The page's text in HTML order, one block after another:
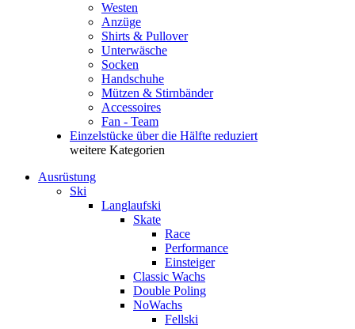
Westen
Anzüge
Shirts & Pullover
Unterwäsche
Socken
Handschuhe
Mützen & Stirnbänder
Accessoires
Fan - Team
Einzelstücke über die Hälfte reduziert
weitere Kategorien
Ausrüstung
Ski
Langlaufski
Skate
Race
Performance
Einsteiger
Classic Wachs
Double Poling
NoWachs
Fellski